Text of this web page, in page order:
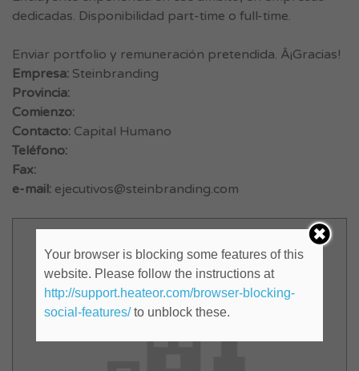
dedicadas. Disponibilidad part-time o full-time.
Enviar portfolio y remuneración pretendida. Â¡Gracias!
Empresa: Steinbranding
Provincia:
Comienzo:
Contacto: Capital Humano
Teléfono:
Fax:
e-mail: ejecutivos@steinbranding.com
Your browser is blocking some features of this
website. Please follow the instructions at
http://support.heateor.com/browser-blocking-
social-features/to unblock these.